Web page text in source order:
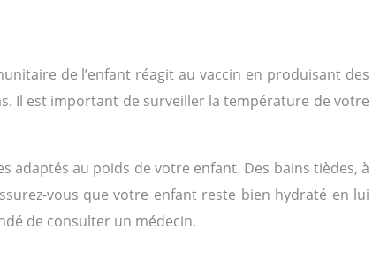
de l’enfant réagit au vaccin en produisant des
Il est important de surveiller la température de votre
adaptés au poids de votre enfant. Des bains tièdes, à
vous que votre enfant reste bien hydraté en lui
de consulter un médecin.